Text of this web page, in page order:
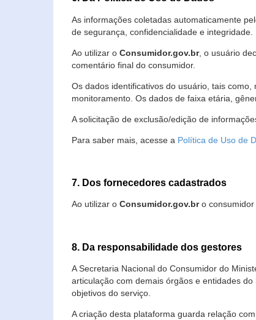
As informações coletadas automaticamente
de segurança, confidencialidade e integridade.
Ao utilizar o Consumidor.gov.br, o usuário
comentário final do consumidor.
Os dados identificativos do usuário, tais
monitoramento. Os dados de faixa etária,
A solicitação de exclusão/edição de
Para saber mais, acesse a Política de Uso de
7. Dos fornecedores cadastrados
Ao utilizar o Consumidor.gov.bro consumidor
8. Da responsabilidade dos gestores
A Secretaria Nacional do Consumidor do
articulação com demais órgãos e entidades
objetivos do serviço.
A criação desta plataforma guarda relação